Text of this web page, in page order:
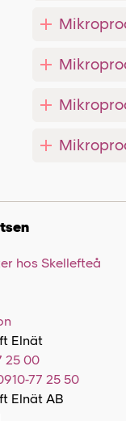
hos Skellefteå
Elnät
25 00
77 25 50
Elnät AB